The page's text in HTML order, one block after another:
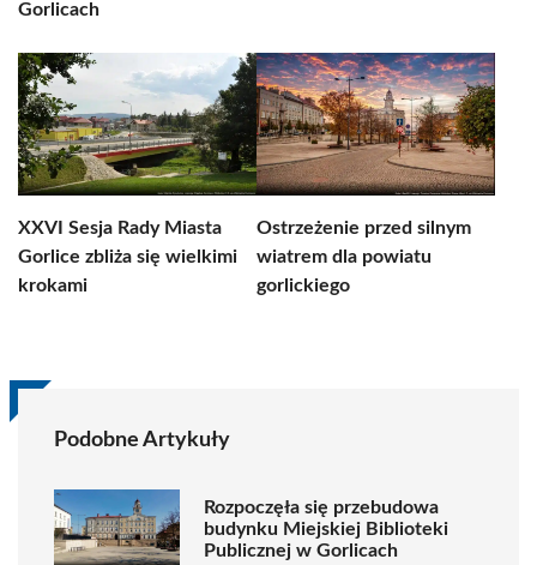
Gorlicach
XXVI Sesja Rady Miasta
Gorlice zbliża się wielkimi
krokami
Ostrzeżenie przed silnym
wiatrem dla powiatu
gorlickiego
Podobne Artykuły
Rozpoczęła się przebudowa
budynku Miejskiej Biblioteki
Publicznej w Gorlicach